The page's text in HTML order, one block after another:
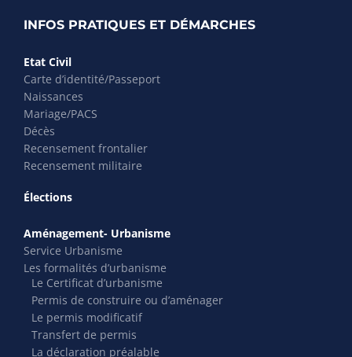
INFOS PRATIQUES ET DÉMARCHES
Etat Civil
Carte d’identité/Passeport
Naissances
Mariage/PACS
Décès
Recensement frontalier
Recensement militaire
Élections
Aménagement- Urbanisme
Service Urbanisme
Les formalités d’urbanisme
Le Certificat d’urbanisme
Permis de construire ou d’aménager
Le permis modificatif
Transfert de permis
La déclaration préalable